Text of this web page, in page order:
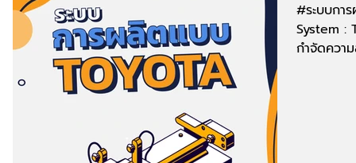
#ระบบกา
System :
กำจัดควา